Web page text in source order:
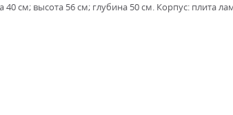
см; высота 56 см; глубина 50 см. Корпус: плита